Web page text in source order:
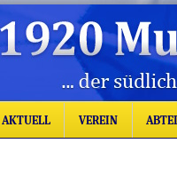
AKTUELL VEREIN